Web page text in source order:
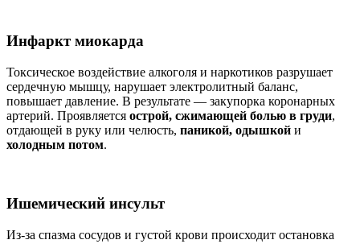
Инфаркт миокарда
Токсическое воздействие алкоголя и наркотиков разрушает
сердечную мышцу, нарушает электролитный баланс,
повышает давление. В результате — закупорка коронарных
артерий. Проявляется острой, сжимающей болью в груди,
отдающей в руку или челюсть, паникой, одышкой и
холодным потом.
Ишемический инсульт
Из-за спазма сосудов и густой крови происходит остановка